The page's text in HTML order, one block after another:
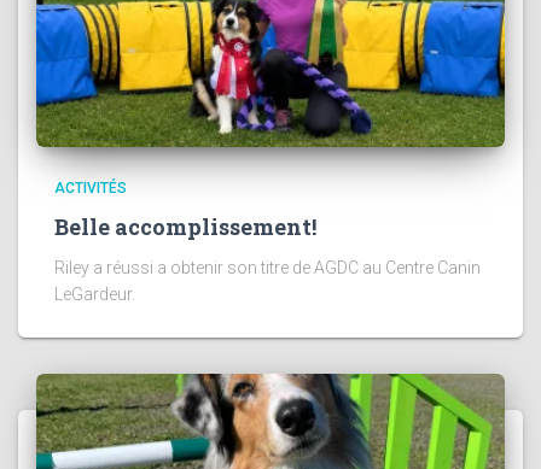
ACTIVITÉS
Belle accomplissement!
Riley a réussi a obtenir son titre de AGDC au Centre Canin
LeGardeur.